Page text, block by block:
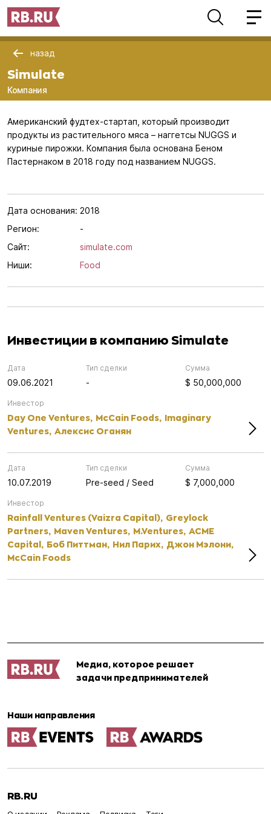
назад
Simulate
Компания
Американский фудтех-стартап, который производит
продукты из растительного мяса – наггетсы NUGGS и
куриные пирожки. Компания была основана Беном
Пастернаком в 2018 году под названием NUGGS.
Дата основания: 2018
Регион:
-
Сайт:
simulate.com
Ниши:
Food
Инвестиции в компанию Simulate
Дата
09.06.2021
Тип сделки
-
Сумма
$ 50,000,000
Инвестор
Day One Ventures, McCain Foods, Imaginary
Ventures, Алексис Оганян
Дата
10.07.2019
Тип сделки
Pre-seed / Seed
Сумма
$ 7,000,000
Инвестор
Rainfall Ventures (Vaizra Capital), Greylock
Partners, Maven Ventures, M.Ventures, ACME
Capital, Боб Питтман, Нил Парих, Джон Мэлони,
McCain Foods
Медиа, которое решает
задачи предпринимателей
Наши направления
RB.RU